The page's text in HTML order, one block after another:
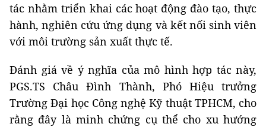
tác nhằm triển khai các hoạt động đào tạo, thực
hành, nghiên cứu ứng dụng và kết nối sinh viên
với môi trường sản xuất thực tế.
Đánh giá về ý nghĩa của mô hình hợp tác này,
PGS.TS Châu Đình Thành, Phó Hiệu trưởng
Trường Đại học Công nghệ Kỹ thuật TPHCM, cho
rằng đây là minh chứng cụ thể cho xu hướng